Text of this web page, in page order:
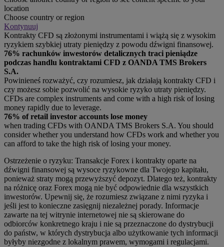
location
Choose country or region
Kontynuuj
Kontrakty CFD są złożonymi instrumentami i wiążą się z wysokim
ryzykiem szybkiej utraty pieniędzy z powodu dźwigni finansowej.
76% rachunków inwestorów detalicznych traci pieniądze
podczas handlu kontraktami CFD z OANDA TMS Brokers
S.A.
Powinieneś rozważyć, czy rozumiesz, jak działają kontrakty CFD i
czy możesz sobie pozwolić na wysokie ryzyko utraty pieniędzy.
CFDs are complex instruments and come with a high risk of losing
money rapidly due to leverage.
76% of retail investor accounts lose money
when trading CFDs with OANDA TMS Brokers S.A. You should
consider whether you understand how CFDs work and whether you
can afford to take the high risk of losing your money.
Ostrzeżenie o ryzyku: Transakcje Forex i kontrakty oparte na
dźwigni finansowej są wysoce ryzykowne dla Twojego kapitału,
ponieważ straty mogą przewyższyć depozyt. Dlatego też, kontrakty
na różnicę oraz Forex mogą nie być odpowiednie dla wszystkich
inwestorów. Upewnij się, że rozumiesz związane z nimi ryzyka i
jeśli jest to konieczne zasięgnij niezależnej porady. Informacje
zawarte na tej witrynie internetowej nie są skierowane do
odbiorców konkretnego kraju i nie są przeznaczone do dystrybucji
do państw, w których dystrybucja albo użytkowanie tych informacji
byłyby niezgodne z lokalnym prawem, wymogami i regulacjami.